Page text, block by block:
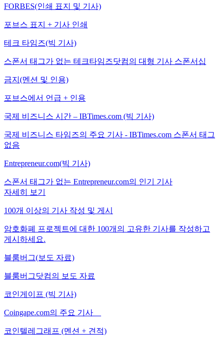
FORBES(인쇄 표지 및 기사)
포브스 표지 + 기사 인쇄
테크 타임즈(빅 기사)
스폰서 태그가 없는 테크타임즈닷컴의 대형 기사 스폰서십
금지(멘션 및 인용)
포브스에서 언급 + 인용
국제 비즈니스 시간 – IBTimes.com (빅 기사)
국제 비즈니스 타임즈의 주요 기사 - IBTimes.com 스폰서 태그
없음
Entrepreneur.com(빅 기사)
스폰서 태그가 없는 Entrepreneur.com의 인기 기사
자세히 보기
100개 이상의 기사 작성 및 게시
암호화폐 프로젝트에 대한 100개의 고유한 기사를 작성하고
게시하세요.
블룸버그(보도 자료)
블룸버그닷컴의 보도 자료
코인게이프 (빅 기사)
Coingape.com의 주요 기사
코인텔레그래프 (멘션 + 견적)